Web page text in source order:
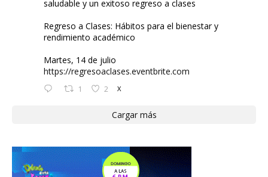
saludable y un exitoso regreso a clases
Regreso a Clases: Hábitos para el bienestar y
rendimiento académico
Martes, 14 de julio
https://regresoaclases.eventbrite.com
1 2 X
Cargar más